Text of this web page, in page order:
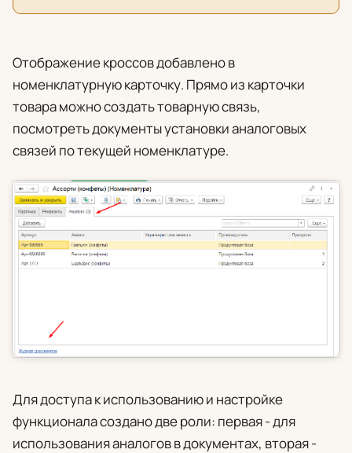
Отображение кроссов добавлено в
номенклатурную карточку. Прямо из карточки
товара можно создать товарную связь,
посмотреть документы установки аналоговых
связей по текущей номенклатуре.
Для доступа к использованию и настройке
функционала создано две роли: первая - для
использования аналогов в документах, вторая -